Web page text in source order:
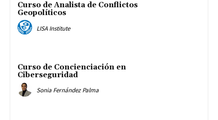
Curso de Analista de Conflictos
Geopolíticos
LISA Institute
Curso de Concienciación en
Ciberseguridad
Sonia Fernández Palma